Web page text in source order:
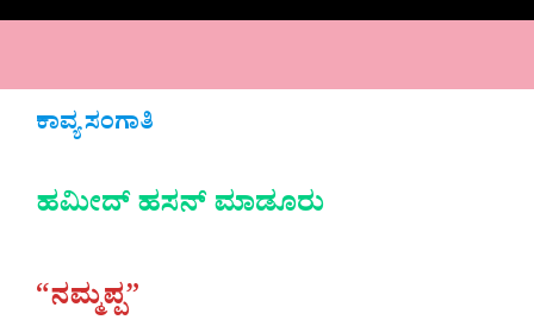
ಕಾವ್ಯ ಸಂಗಾತಿ
ಹಮೀದ್‌ ಹಸನ್‌ ಮಾಡೂರು
“ನಮ್ಮಪ್ಪ”